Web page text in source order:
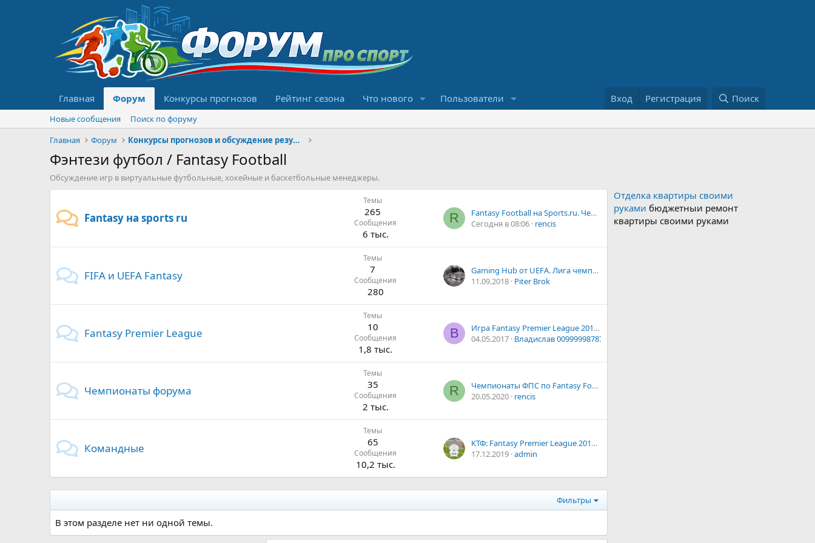
Главная Форум Конкурсы прогнозов Рейтинг сезона Что нового Пользователи Вход Регистрация Поиск
Новые сообщения
Поиск по форуму
Главная
Форум Конкурсы прогнозов и обсуждение результатов
Фэнтези футбол / Fantasy Football
Обсуждение игр в виртуальные футбольные, хокейные и баскетбольные менеджеры.
Fantasy на sports ru
Темы
265
Сообщения
6 тыс.
R
Fantasy Football на Sports.ru. Чемпионат Турции 2026/2027 г. Суперлига
Сегодня в 08:06 rencis
FIFA и UEFA Fantasy
Темы
7
Сообщения
280
Gaming Hub от UEFA. Лига чемпионов 4 в 1.
11.09.2018 Piter Brok
Fantasy Premier League
Темы
10
Сообщения
1,8 тыс.
В
Игра Fantasy Premier League 2013/2014 - Фэнтези футбол Чемпионат Англии
04.05.2017 Владислав 00999998787
Чемпионаты форума
Темы
35
Сообщения
2 тыс.
R
Чемпионаты ФПС по Fantasy Football 2019/2020 - Обсуждение
20.05.2020 rencis
Командные
Темы
65
Сообщения
10,2 тыс.
КТФ: Fantasy Premier League 2019/2020. Обсуждение турнира
17.12.2019 admin
Фильтры
В этом разделе нет ни одной темы.
Отделка квартиры своими
руками бюджетныи ремонт
квартиры своими руками